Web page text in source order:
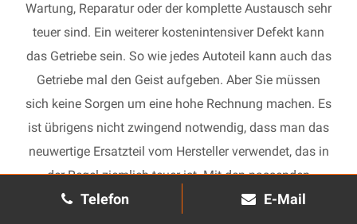
Telefon E-Mail
Wartung, Reparatur oder der komplette Austausch sehr
teuer sind. Ein weiterer kostenintensiver Defekt kann
das Getriebe sein. So wie jedes Autoteil kann auch das
Getriebe mal den Geist aufgeben. Aber Sie müssen
sich keine Sorgen um eine hohe Rechnung machen. Es
ist übrigens nicht zwingend notwendig, dass man das
neuwertige Ersatzteil vom Hersteller verwendet, das in
der Regel ziemlich teuer ist. Mit den passenden
Ersatzteilen kann jedes gebrauchte Getriebe schnell